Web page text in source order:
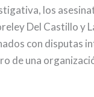
los
Del Castillo y
con disputas
de una